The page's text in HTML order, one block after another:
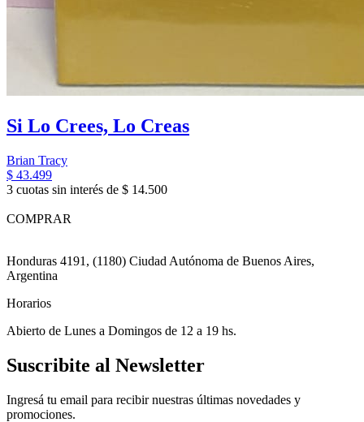
Si Lo Crees, Lo Creas
Brian Tracy
$ 43.499
3 cuotas sin interés de $ 14.500
COMPRAR
Honduras 4191, (1180) Ciudad Autónoma de Buenos Aires,
Argentina
Horarios
Abierto de Lunes a Domingos de 12 a 19 hs.
Suscribite al Newsletter
Ingresá tu email para recibir nuestras últimas novedades y
promociones.